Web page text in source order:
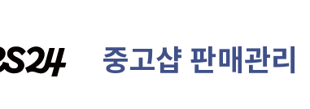
중고샵 판매관리